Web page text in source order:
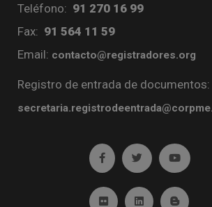
Teléfono: 91 270 16 99
Fax: 91 564 11 59
Email: contacto@registradores.org
Registro de entrada de documentos:
Ir a facebook (abre en
Ir a twitter
Ir a
Ir a Flickr (abre en
Ir a Linkedin
Ir al